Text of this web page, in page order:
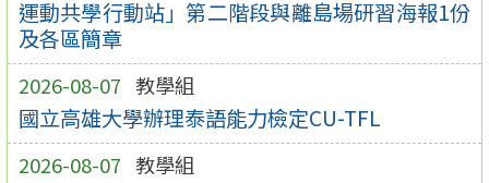
運動共學行動站」第二階段與離島場研習海報1份
及各區簡章
2026-08-07 教學組
國立高雄大學辦理泰語能力檢定CU-TFL
2026-08-07 教學組